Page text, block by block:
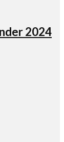
2024